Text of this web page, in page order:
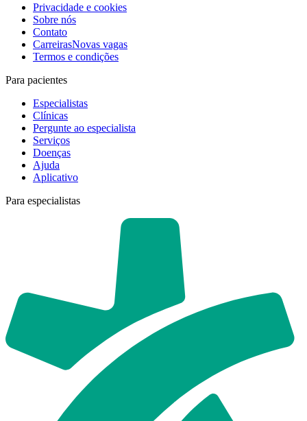
Privacidade e cookies
Sobre nós
Contato
CarreirasNovas vagas
Termos e condições
Para pacientes
Especialistas
Clínicas
Pergunte ao especialista
Serviços
Doenças
Ajuda
Aplicativo
Para especialistas